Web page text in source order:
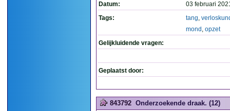
Datum:
03 februari
Tags:
tang,
mond , opzet
Gelijkluidende vragen:
Geplaatst door:
843792 Onderzoekende draak. (12)